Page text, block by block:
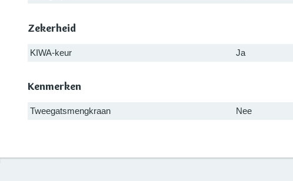
Zekerheid
KIWA-keur Ja
Kenmerken
Tweegatsmengkraan Nee